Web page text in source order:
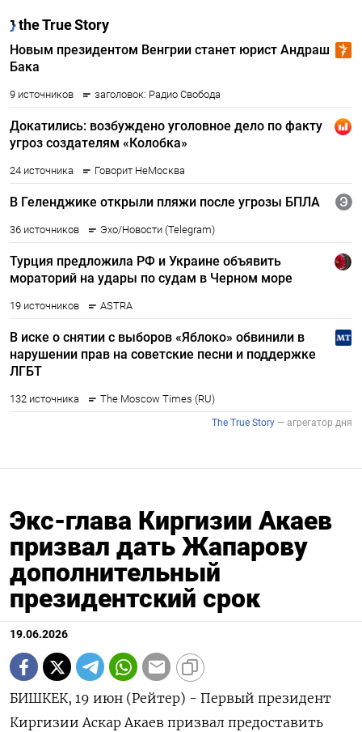
Экс-глава Киргизии Акаев
призвал дать Жапарову
дополнительный
президентский срок
19.06.2026
БИШКЕК, 19 июн (Рейтер) - Первый президент
Киргизии Аскар Акаев призвал предоставить